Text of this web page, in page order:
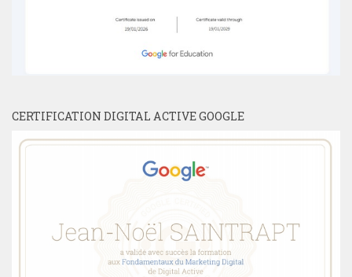
CERTIFICATION DIGITAL ACTIVE GOOGLE